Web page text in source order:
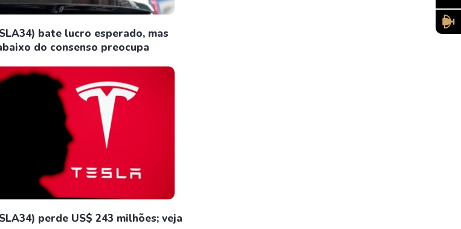
bate lucro esperado, mas
do consenso preocupa
perde US$ 243 milhões; veja